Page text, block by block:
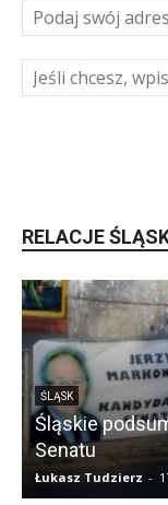
RELACJE
ŚLĄSK
Śląskie
Senatu
Łukasz Tudzierz -